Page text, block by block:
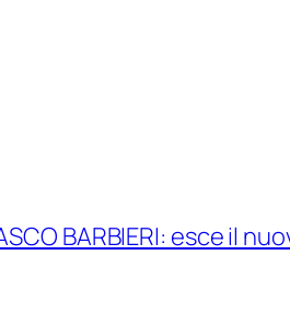
BARBIERI: esce il